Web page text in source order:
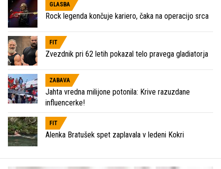
GLASBA
Rock legenda končuje kariero, čaka na operacijo srca
FIT
Zvezdnik pri 62 letih pokazal telo pravega gladiatorja
ZABAVA
Jahta vredna milijone potonila: Krive razuzdane
influencerke!
FIT
Alenka Bratušek spet zaplavala v ledeni Kokri